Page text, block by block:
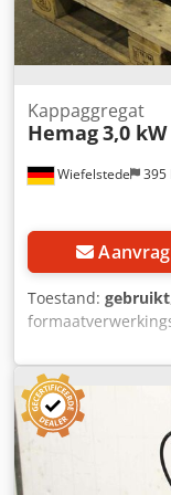
Wiefelstede 395
Kappaggregat
Hemag3,0
Toestand: gebruikt
unit, voegfrees-
freesmotor voor
Hemag, zaagunit
Zaagblad: max. Ø
120/2 3,0 kW /
Afmetingen: 950/